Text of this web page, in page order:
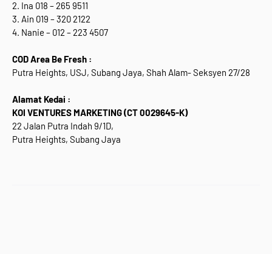
2. Ina 018 – 265 9511
3. Ain 019 – 320 2122
4. Nanie – 012 – 223 4507
COD Area Be Fresh :
Putra Heights, USJ, Subang Jaya, Shah Alam- Seksyen 27/28
Alamat Kedai :
KOI VENTURES MARKETING (CT 0029645-K)
22 Jalan Putra Indah 9/1D,
Putra Heights, Subang Jaya